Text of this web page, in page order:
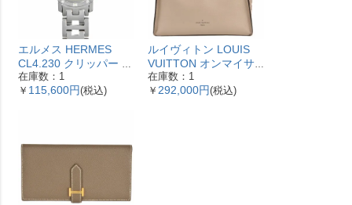
エルメス HERMES
CL4.230 クリッパー ナ
クレ 腕時計 シェル文字
盤 ベゼル12Pダイヤ レ
在庫数：1
￥ 115,600円(税込)
ルイヴィトン LOUIS
VUITTON オンマイサ
イドMM ハンドバッグ
2WAY レザー M53825
在庫数：1
￥ 292,000円(税込)